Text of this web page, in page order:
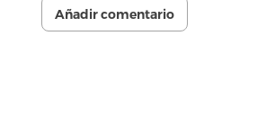
Añadir comentario